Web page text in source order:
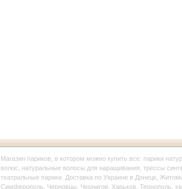
Магазин париков, в котором можно купить все: парики
волос, натуральные волосы для наращивания, трессы
театральные парики. Доставка по Украине в Донецк,
Симферополь, Черновцы, Чернигов, Харьков, Тернополь,